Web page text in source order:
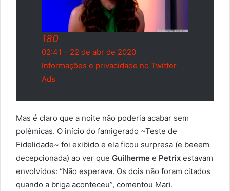
180
02:41 – 22 de abr de 2020
Informações e privacidade no Twitter
Ads
Mas é claro que a noite não poderia acabar sem
polêmicas. O início do famigerado ~Teste de
Fidelidade~ foi exibido e ela ficou surpresa (e beeem
decepcionada) ao ver que Guilherme e Petrix estavam
envolvidos: “Não esperava. Os dois não foram citados
quando a briga aconteceu”, comentou Mari.